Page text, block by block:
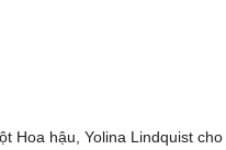
Hoa hậu, Yolina Lindquist